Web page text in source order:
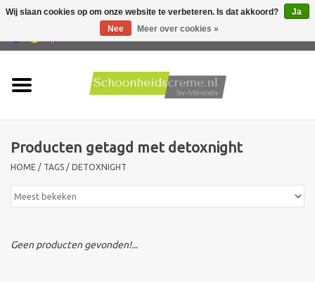
Producten
Huidproblemen
Producten getagd met detoxnight
HOME / TAGS / DETOXNIGHT
Geen producten gevonden!...
Wij slaan cookies op om onze website te verbeteren. Is dat akkoord?
Ja
Nee
Meer over cookies »